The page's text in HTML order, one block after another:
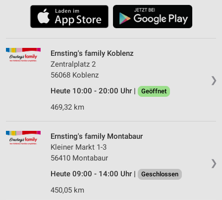
❯
Ernsting's family Koblenz
Zentralplatz 2
56068 Koblenz
Heute 10:00 - 20:00 Uhr |
Geöffnet
469,32 km
❯
Ernsting's family Montabaur
Kleiner Markt 1-3
56410 Montabaur
Heute 09:00 - 14:00 Uhr |
Geschlossen
450,05 km